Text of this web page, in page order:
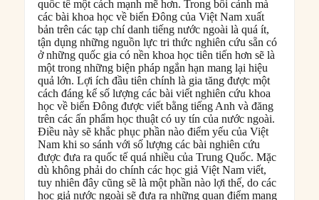
quốc tế một cách mạnh mẽ hơn. Trong bối cảnh mà
các bài khoa học về biển Đông của Việt Nam xuất
bản trên các tạp chí danh tiếng nước ngoài là quá ít,
tận dụng những nguồn lực tri thức nghiên cứu sẵn có
ở những quốc gia có nền khoa học tiên tiến hơn sẽ là
một trong những biện pháp ngắn hạn mang lại hiệu
quả lớn. Lợi ích đầu tiên chính là gia tăng được một
cách đáng kể số lượng các bài viết nghiên cứu khoa
học về biển Đông được viết bằng tiếng Anh và đăng
trên các ấn phẩm học thuật có uy tín của nước ngoài.
Điều này sẽ khắc phục phần nào điểm yếu của Việt
Nam khi so sánh với số lượng các bài nghiên cứu
được đưa ra quốc tế quá nhiều của Trung Quốc. Mặc
dù không phải do chính các học giả Việt Nam viết,
tuy nhiên đây cũng sẽ là một phần nào lợi thế, do các
học giả nước ngoài sẽ đưa ra những quan điểm mang